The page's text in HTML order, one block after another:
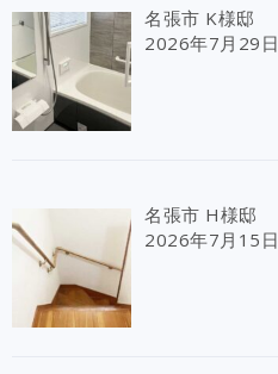
名張市 K様邸
2026年7月29日
名張市 H様邸
2026年7月15日